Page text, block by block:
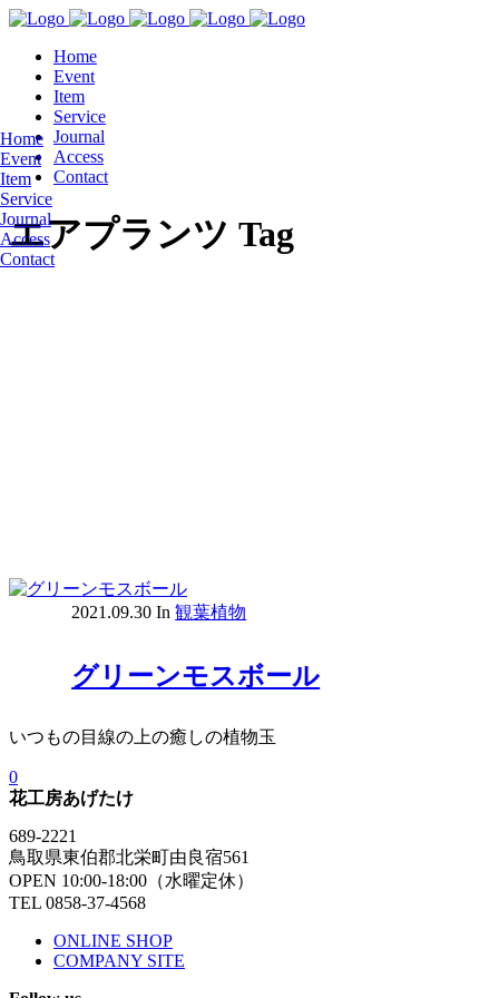
Home
Event
Item
Service
Journal
Access
Contact
Home
Event
Item
Service
Journal
Access
Contact
エアプランツ Tag
2021.09.30 In 観葉植物
グリーンモスボール
いつもの目線の上の癒しの植物玉
0
花工房あげたけ
689-2221
鳥取県東伯郡北栄町由良宿561
OPEN 10:00-18:00（水曜定休）
TEL 0858-37-4568
ONLINE SHOP
COMPANY SITE